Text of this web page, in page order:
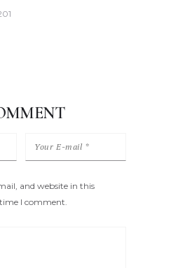
and website in this
I comment.